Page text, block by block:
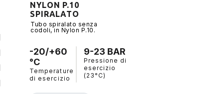
NYLON P.10
SPIRALATO
Tubo spiralato senza
codoli, in Nylon P.10.
-20/+60
°C
Temperature
di esercizio
9-23 BAR
Pressione di
esercizio
(23°C)